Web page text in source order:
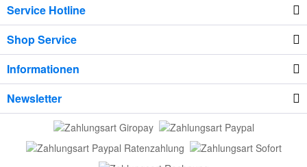
Service Hotline
Shop Service
Informationen
Newsletter